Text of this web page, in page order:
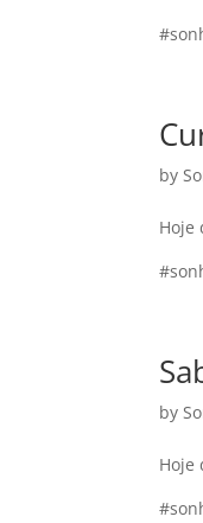
by
Hoje
by
Hoje